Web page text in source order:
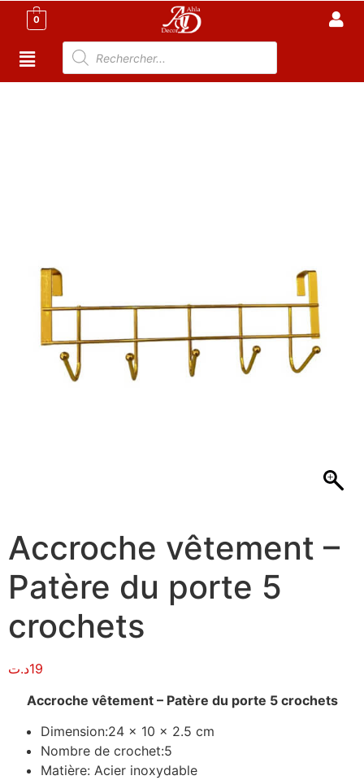
0
Accroche vêtement –
Patère du porte 5
crochets
19د.ت
Accroche vêtement – Patère du porte 5 crochets
Dimension:24 x 10 x 2.5 cm
Nombre de crochet:5
Matière: Acier inoxydable